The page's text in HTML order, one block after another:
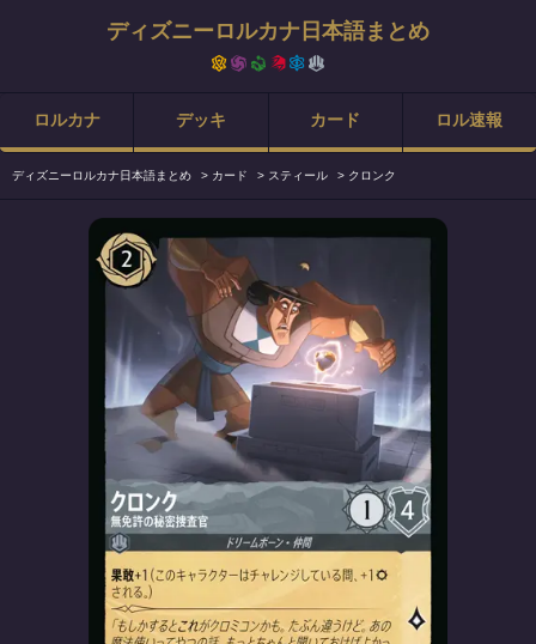
ディズニーロルカナ日本語まとめ
ロルカナ デッキ カード ロル速報
ディズニーロルカナ日本語まとめ > カード > スティール > クロンク